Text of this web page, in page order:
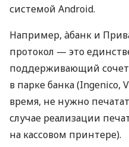
системой Android.
Например, àбанк и
протокол — это
поддерживающий
в парке банка (Ingenico,
время, не нужно
случае реализации
на кассовом принтере).